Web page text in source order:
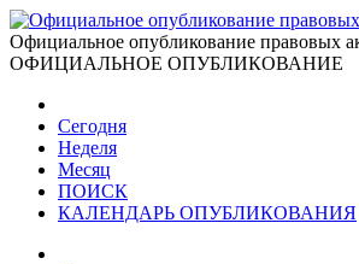
Официальное опубликование правовых
ОФИЦИАЛЬНОЕ ОПУБЛИКОВАНИЕ
Сегодня
Неделя
Месяц
ПОИСК
КАЛЕНДАРЬ ОПУБЛИКОВАНИЯ